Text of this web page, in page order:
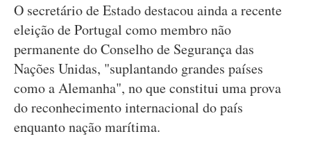
O secretário de Estado destacou ainda a recente
eleição de Portugal como membro não
permanente do Conselho de Segurança das
Nações Unidas, "suplantando grandes países
como a Alemanha", no que constitui uma prova
do reconhecimento internacional do país
enquanto nação marítima.